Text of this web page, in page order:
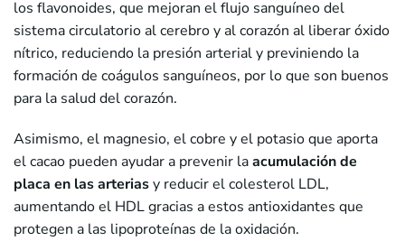
los flavonoides, que mejoran el flujo sanguíneo del
sistema circulatorio al cerebro y al corazón al liberar óxido
nítrico, reduciendo la presión arterial y previniendo la
formación de coágulos sanguíneos, por lo que son buenos
para la salud del corazón.
Asimismo, el magnesio, el cobre y el potasio que aporta
el cacao pueden ayudar a prevenir laacumulación de
placa en las arteriasy reducir el colesterol LDL,
aumentando el HDL gracias a estos antioxidantes que
protegen a las lipoproteínas de la oxidación.